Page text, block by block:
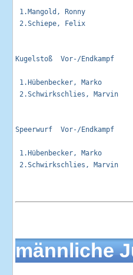
1.Mangold, Ronny
2.Schiepe, Felix
Kugelstoß  Vor-/
1.Hübenbecker, Marko
2.Schwirkschlies, Marvin
Speerwurf  Vor-/
1.Hübenbecker, Marko
2.Schwirkschlies, Marvin
männliche